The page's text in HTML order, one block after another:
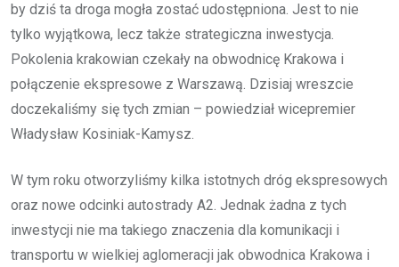
by dziś ta droga mogła zostać udostępniona. Jest to nie
tylko wyjątkowa, lecz także strategiczna inwestycja.
Pokolenia krakowian czekały na obwodnicę Krakowa i
połączenie ekspresowe z Warszawą. Dzisiaj wreszcie
doczekaliśmy się tych zmian – powiedział wicepremier
Władysław Kosiniak-Kamysz.
W tym roku otworzyliśmy kilka istotnych dróg ekspresowych
oraz nowe odcinki autostrady A2. Jednak żadna z tych
inwestycji nie ma takiego znaczenia dla komunikacji i
transportu w wielkiej aglomeracji jak obwodnica Krakowa i